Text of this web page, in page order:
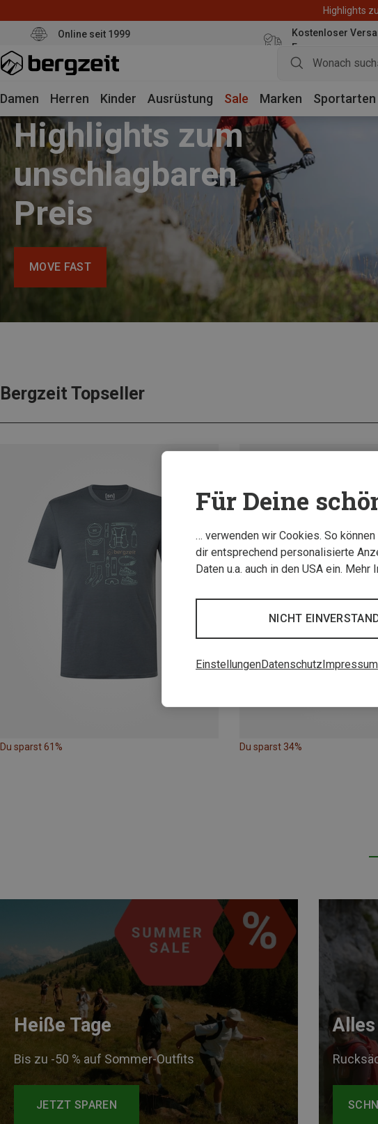
Highlights
Online seit 1999
Kostenloser
Euro
Damen Herren Kinder Ausrüstung Sale Marken Sportarten
Highlights zum
unschlagbaren
Preis
MOVE FAST
Bergzeit Topseller
Du sparst 61% Du sparst 34%
Heiße Tage
Bis zu -50 % auf Sommer-Outfits
JETZT SPAREN
Für Deine
… verwenden wir Cookies. So
dir entsprechend personalisierte
Daten u.a. auch in den USA ein.
NICHT
EinstellungenDatenschutzImpressum